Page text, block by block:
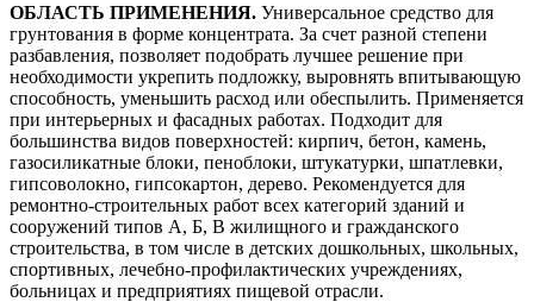
ОБЛАСТЬ ПРИМЕНЕНИЯ. Универсальное средство для
грунтования в форме концентрата. За счет разной степени
разбавления, позволяет подобрать лучшее решение при
необходимости укрепить подложку, выровнять впитывающую
способность, уменьшить расход или обеспылить. Применяется
при интерьерных и фасадных работах. Подходит для
большинства видов поверхностей: кирпич, бетон, камень,
газосиликатные блоки, пеноблоки, штукатурки, шпатлевки,
гипсоволокно, гипсокартон, дерево. Рекомендуется для
ремонтно-строительных работ всех категорий зданий и
сооружений типов А, Б, В жилищного и гражданского
строительства, в том числе в детских дошкольных, школьных,
спортивных, лечебно-профилактических учреждениях,
больницах и предприятиях пищевой отрасли.